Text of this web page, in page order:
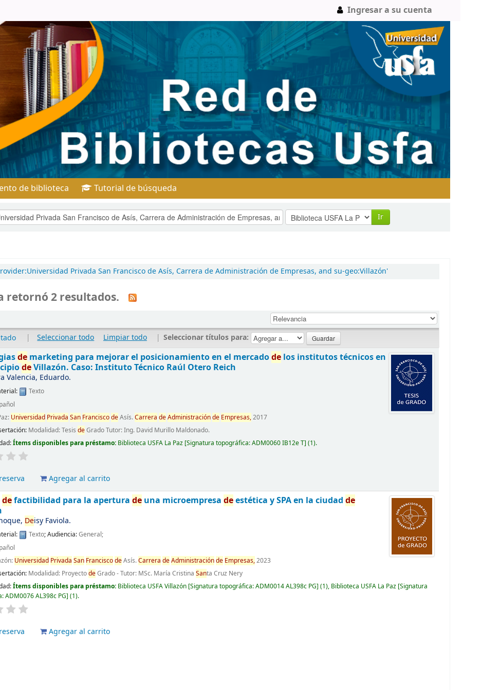
Ingresar a su cuenta
de biblioteca Tutorial de búsqueda
Ir
Privada San Francisco de Asís, Carrera de Administración de Empresas, and su-geo:Villazón'
retornó 2 resultados.
| Seleccionar todo Limpiar todo | Seleccionar títulos para:
de marketing para mejorar el posicionamiento en el mercadode los institutos técnicos en
deVillazón. Caso: Instituto Técnico Raúl Otero Reich
Valencia, Eduardo.
Texto
Universidad Privada San FranciscodeAsís.Carrera deAdministraciónde Empresas,2017
Modalidad: TesisdeGrado Tutor: Ing. David Murillo Maldonado.
Ítems disponibles para préstamo: Biblioteca USFA La Paz Signatura topográfica:ADM0060 IB12e T (1).
Agregar al carrito
defactibilidad para la aperturade una microempresadeestética y SPA en la ciudadde
Deisy Faviola.
Texto; Audiencia:General;
Universidad Privada San FranciscodeAsís.Carrera deAdministraciónde Empresas,2023
Modalidad: ProyectodeGrado - Tutor: MSc. María CristinaSanta Cruz Nery
Ítems disponibles para préstamo: Biblioteca USFA Villazón Signatura topográfica:ADM0014 AL398c PG (1), Biblioteca USFA La Paz Signatura
ADM0076 AL398c PG (1).
Agregar al carrito